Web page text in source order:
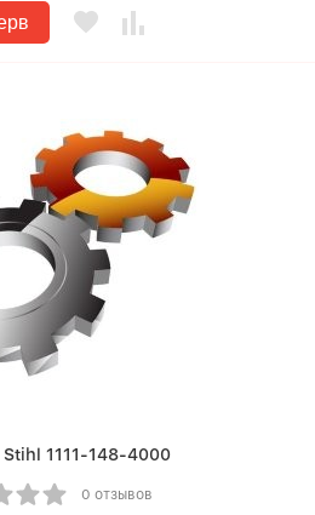
1111-148-4000
0 отзывов